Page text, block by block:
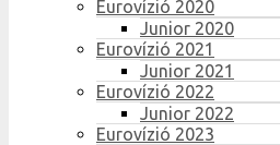
Eurovízió 2020
Junior 2020
Eurovízió 2021
Junior 2021
Eurovízió 2022
Junior 2022
Eurovízió 2023